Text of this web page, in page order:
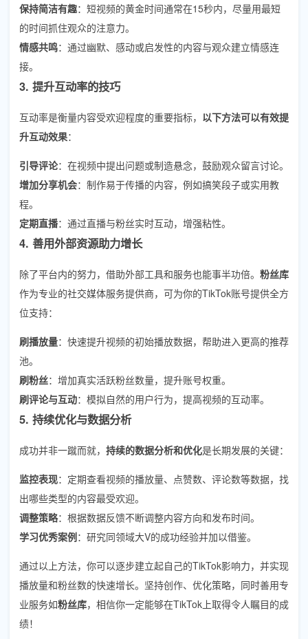
保持简洁有趣：短视频的黄金时间通常在15秒内，尽量用最短
的时间抓住观众的注意力。
情感共鸣：通过幽默、感动或启发性的内容与观众建立情感连
接。
3. 提升互动率的技巧
互动率是衡量内容受欢迎程度的重要指标， 以下方法可以有效提
升互动效果：
引导评论：在视频中提出问题或制造悬念，鼓励观众留言讨论。
增加分享机会：制作易于传播的内容，例如搞笑段子或实用教
程。
定期直播：通过直播与粉丝实时互动，增强粘性。
4. 善用外部资源助力增长
除了平台内的努力，借助外部工具和服务也能事半功倍。 粉丝库
作为专业的社交媒体服务提供商，可为你的TikTok账号提供全方
位支持：
刷播放量：快速提升视频的初始播放数据，帮助进入更高的推荐
池。
刷粉丝：增加真实活跃粉丝数量，提升账号权重。
刷评论与互动：模拟自然的用户行为，提高视频的互动率。
5. 持续优化与数据分析
成功并非一蹴而就， 持续的数据分析和优化是长期发展的关键：
监控表现：定期查看视频的播放量、点赞数、评论数等数据，找
出哪些类型的内容最受欢迎。
调整策略：根据数据反馈不断调整内容方向和发布时间。
学习优秀案例：研究同领域大V的成功经验并加以借鉴。
通过以上方法，你可以逐步建立起自己的TikTok影响力，并实现
播放量和粉丝数的快速增长。坚持创作、优化策略，同时善用专
业服务如粉丝库，相信你一定能够在TikTok上取得令人瞩目的成
绩！